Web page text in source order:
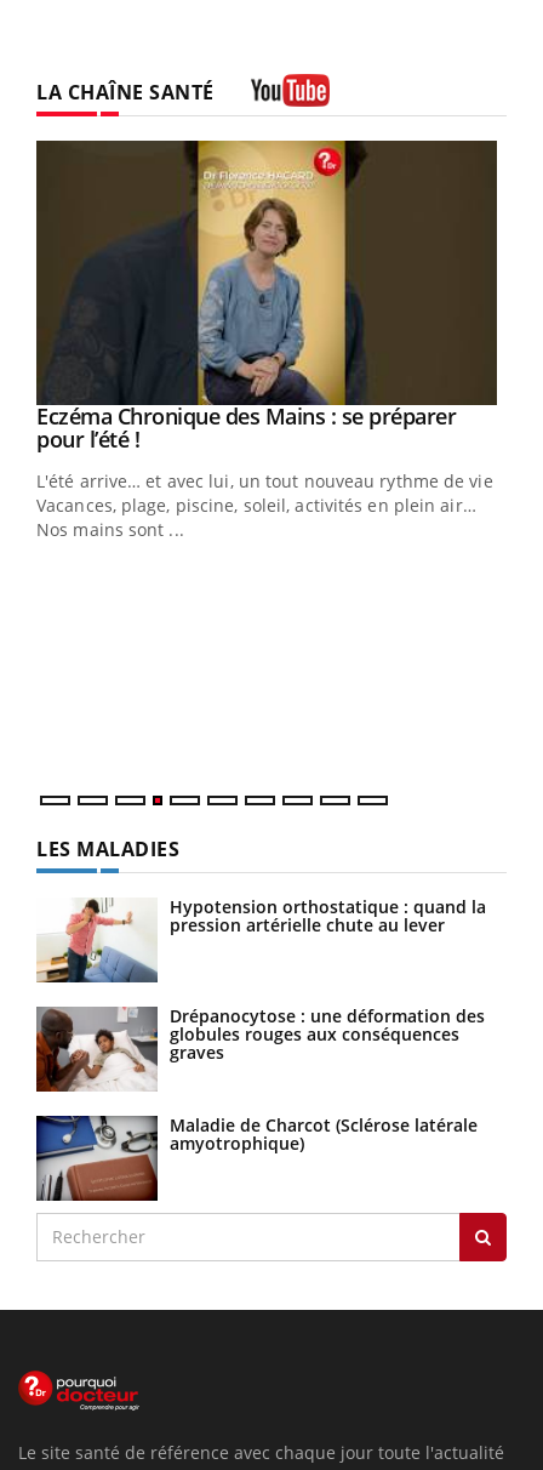
LA CHAÎNE SANTÉ
Youtube
Eczéma Chronique des Mains : se préparer
pour l’été !Youtube
L'été arrive… et avec lui, un tout nouveau rythme de vie !
Vacances, plage, piscine, soleil, activités en plein air…
Nos mains sont ...
LES MALADIES
Hypotension orthostatique : quand la
pression artérielle chute au lever
Drépanocytose : une déformation des
globules rouges aux conséquences
graves
Maladie de Charcot (Sclérose latérale
amyotrophique)
Le site santé de référence avec chaque jour toute l'actualité